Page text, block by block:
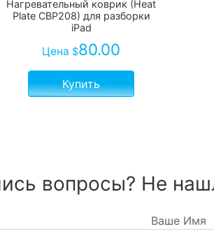
Нагревательный коврик (Heat
Plate CBP208) для разборки
iPad
Цена $80.00
Купить
вопросы? Не
Ваше Имя